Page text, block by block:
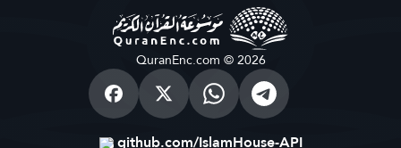
QuranEnc.com © 2026
github.com/IslamHouse-API